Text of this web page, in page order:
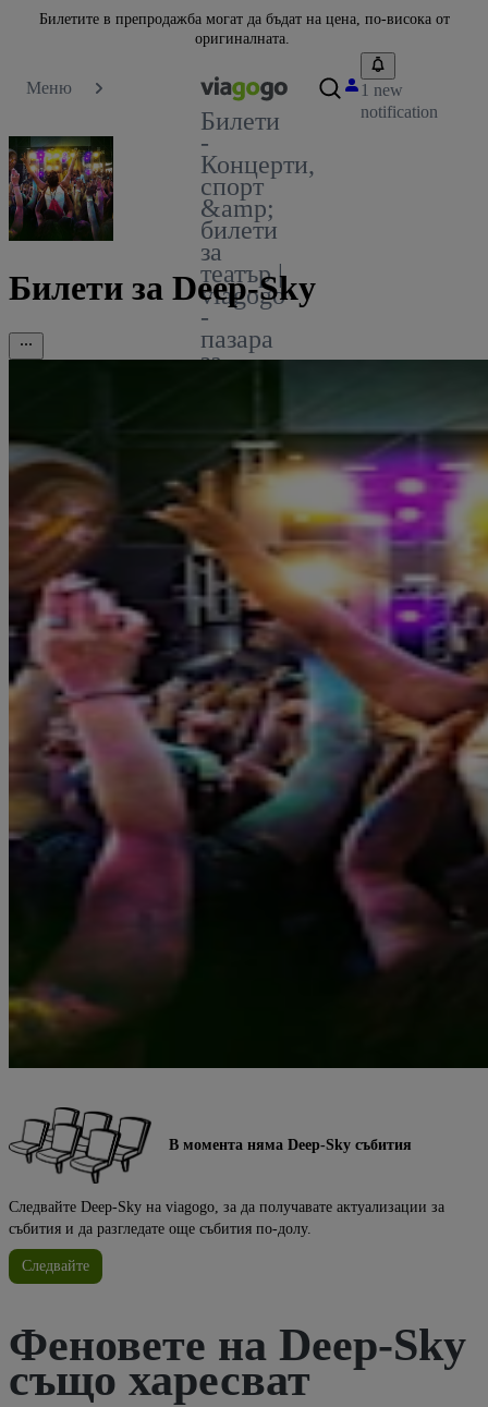
Билетите в препродажба могат да бъдат на цена, по-висока от
оригиналната.
Меню
Билети
-
Концерти,
спорт
&amp;
билети
за
театър |
viagogo
-
пазара
за
1 new
notification
Билети за Deep-Sky
В момента няма Deep-Sky събития
Следвайте Deep-Sky на viagogo, за да получавате актуализации за
събития и да разгледате още събития по-долу.
Следвайте
Феновете на Deep-Sky
също харесват